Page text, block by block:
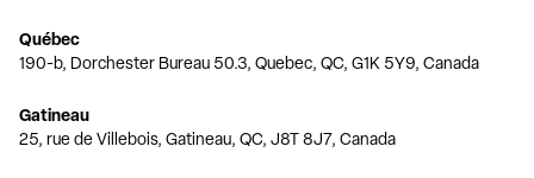
Québec
190-b, Dorchester Bureau 50.3, Quebec, QC, G1K 5Y9, Canada
Gatineau
25, rue de Villebois, Gatineau, QC, J8T 8J7, Canada